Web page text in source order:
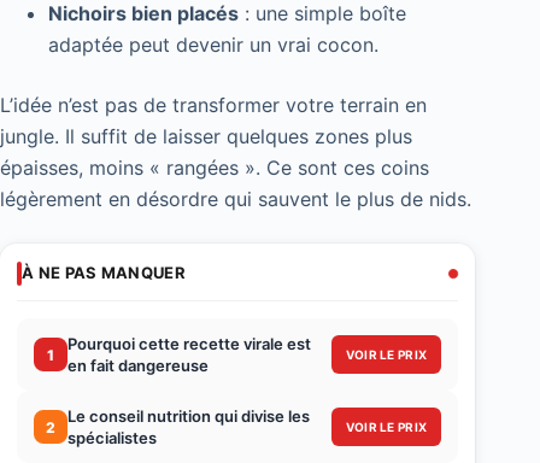
Nichoirs bien placés : une simple boîte
adaptée peut devenir un vrai cocon.
L’idée n’est pas de transformer votre terrain en
jungle. Il suffit de laisser quelques zones plus
épaisses, moins « rangées ». Ce sont ces coins
légèrement en désordre qui sauvent le plus de nids.
À NE PAS MANQUER
1
Pourquoi cette recette virale est
en fait dangereuse
VOIR LE PRIX
2
Le conseil nutrition qui divise les
spécialistes
VOIR LE PRIX